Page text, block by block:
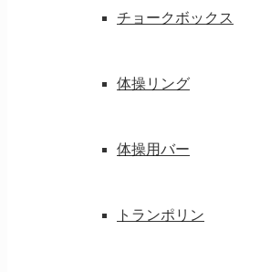
チョークボックス
体操リング
体操用バー
トランポリン